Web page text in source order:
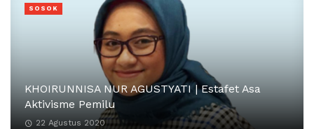
KHOIRUNNISA NUR AGUSTYATI | Estafet Asa
Aktivisme Pemilu
22 Agustus 2020
SOSOK